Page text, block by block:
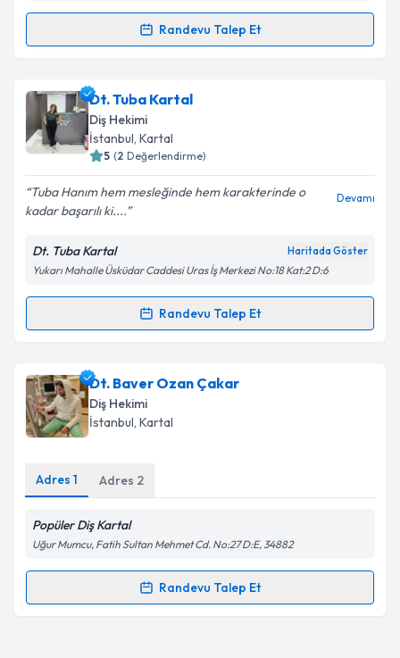
kapsamda işlenmesini kabul ediyorum.
Randevu Talep Et
Randevu Takvimi Talebi
Dt. Beyda Zeliha Çalışkan
talebi oluşturun. Size bu uzmandan randevu almanız
için bir takvim hazırlandığında e-posta ile
bilgilendireceğiz.
E-posta Adresiniz
Kişisel verilerimin işlenmesine ilişkinAydınlatma
Metni'ni okudum ve kişisel verilerimin belirtilen
kapsamda işlenmesini kabul ediyorum.
Dt. Tuba Kartal
Diş Hekimi
İstanbul, Kartal
5 (2 Değerlendirme)
Tuba Hanım hem mesleğinde hem karakterinde o
kadar başarılı ki....
Devamı
Dt. Tuba Kartal Haritada Göster
Yukarı Mahalle Üsküdar Caddesi Uras İş Merkezi No:18 Kat:2 D:6
Randevu Talep Et
Randevu Takvimi Talebi
Dt. Tuba Kartal için randevu takvimi talebi oluşturun.
Size bu uzmandan randevu almanız için bir takvim
hazırlandığında e-posta ile bilgilendireceğiz.
Kişisel verilerimin işlenmesine ilişkinAydınlatma
kapsamda işlenmesini kabul ediyorum.
Dt. Baver Ozan Çakar
Diş Hekimi
İstanbul, Kartal
Adres 1 Adres 2
Popüler Diş Kartal
Uğur Mumcu, Fatih Sultan Mehmet Cd. No:27 D:E, 34882
Randevu Talep Et
Randevu Takvimi Talebi